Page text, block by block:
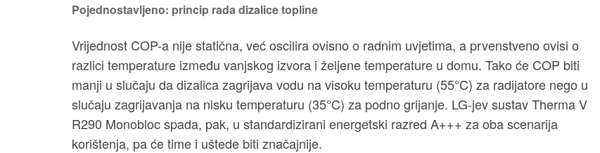
Pojednostavljeno: princip rada dizalice topline
Vrijednost COP-a nije statična, već oscilira ovisno o radnim uvjetima, a prvenstveno ovisi o
razlici temperature između vanjskog izvora i željene temperature u domu. Tako će COP biti
manji u slučaju da dizalica zagrijava vodu na visoku temperaturu (55°C) za radijatore nego u
slučaju zagrijavanja na nisku temperaturu (35°C) za podno grijanje. LG-jev sustav Therma V
R290 Monobloc spada, pak, u standardizirani energetski razred A+++ za oba scenarija
korištenja, pa će time i uštede biti značajnije.